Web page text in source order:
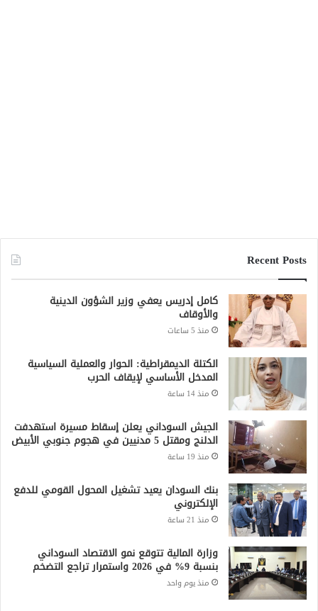
Recent Posts
كامل إدريس يعفي وزير الشؤون الدينية
والأوقاف
منذ 5 ساعات
الكتلة الديمقراطية: الحوار والعملية السياسية
المدخل الأساسي لإيقاف الحرب
منذ 14 ساعة
الجيش السوداني يعلن إسقاط مسيرة استهدفت
الدلنج ومقتل 5 مدنيين في هجوم جنوبي الأبيض
منذ 19 ساعة
بنك السودان يعيد تشغيل المحول القومي للدفع
الإلكتروني
منذ 21 ساعة
وزارة المالية تتوقع نمو الاقتصاد السوداني
بنسبة 9% في 2026 واستمرار تراجع التضخم
منذ يوم واحد